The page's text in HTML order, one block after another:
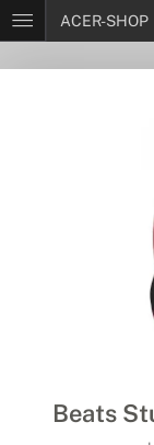
ACER-SHOP
Beats